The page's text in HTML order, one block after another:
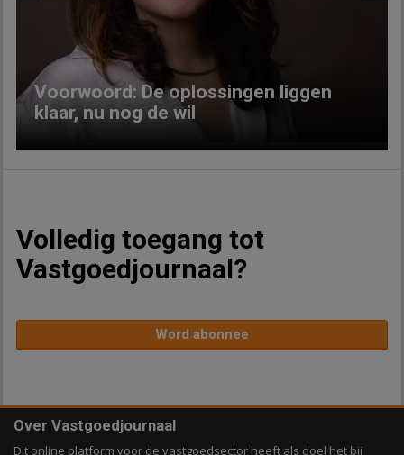
Voorwoord: De oplossingen liggen
klaar, nu nog de wil
Volledig toegang tot
Vastgoedjournaal?
Word abonnee
Over Vastgoedjournaal
Dit online platform voor de vastgoedsector heeft als doel het bij